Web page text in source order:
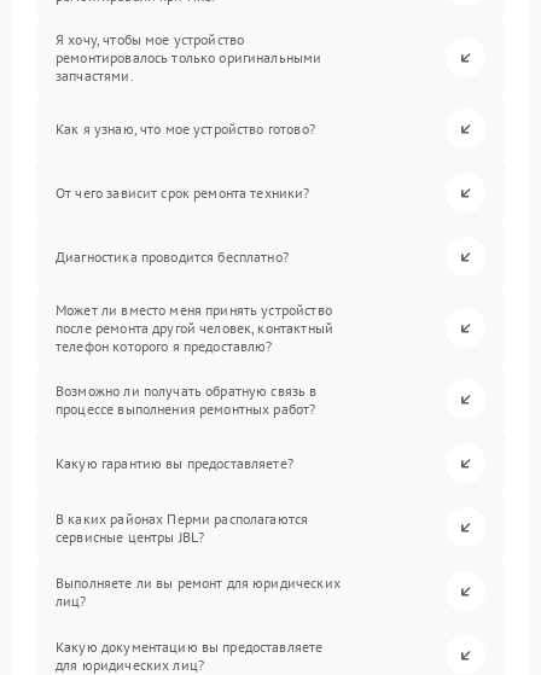
Я хочу, чтобы мое устройство
ремонтировалось только оригинальными
запчастями.
Как я узнаю, что мое устройство готово?
От чего зависит срок ремонта техники?
Диагностика проводится бесплатно?
Может ли вместо меня принять устройство
после ремонта другой человек, контактный
телефон которого я предоставлю?
Возможно ли получать обратную связь в
процессе выполнения ремонтных работ?
Какую гарантию вы предоставляете?
В каких районах Перми располагаются
сервисные центры JBL?
Выполняете ли вы ремонт для юридических
лиц?
Какую документацию вы предоставляете
для юридических лиц?